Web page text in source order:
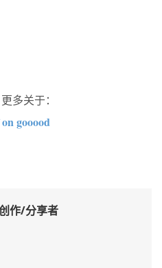
更多关于：
gooood
作/分享者